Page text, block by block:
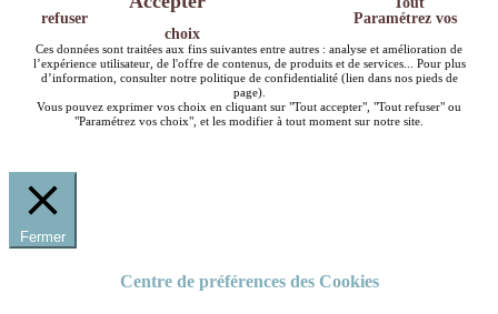
refuser
Paramétrez vos
choix
Ces données sont traitées aux fins suivantes entre autres : analyse et amélioration de
l’expérience utilisateur, de l'offre de contenus, de produits et de services... Pour plus
d’information, consulter notre politique de confidentialité (lien dans nos pieds de
page).
Vous pouvez exprimer vos choix en cliquant sur "Tout accepter", "Tout refuser" ou
"Paramétrez vos choix", et les modifier à tout moment sur notre site.
Fermer
Centre de préférences des Cookies